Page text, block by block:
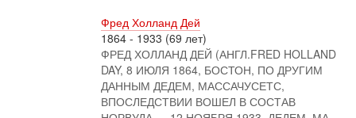
Фред Холланд Дей
1864 - 1933 (69 лет)
ФРЕД ХОЛЛАНД ДЕЙ (АНГЛ.FRED HOLLAND
DAY, 8 ИЮЛЯ 1864, БОСТОН, ПО ДРУГИМ
ДАННЫМ ДЕДЕМ, МАССАЧУСЕТС,
ВПОСЛЕДСТВИИ ВОШЕЛ В СОСТАВ